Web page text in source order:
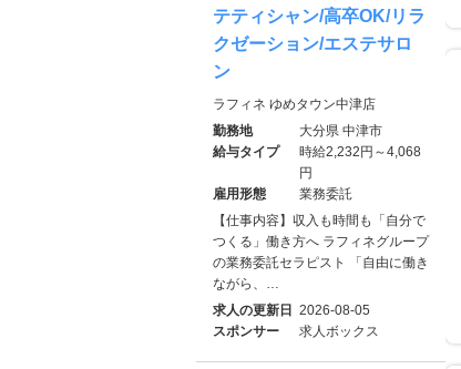
テティシャン/高卒OK/リラ
クゼーション/エステサロ
ン
ラフィネ ゆめタウン中津店
勤務地
大分県 中津市
給与タイプ
時給2,232円～4,068
円
雇用形態
業務委託
【仕事内容】収入も時間も「自分で
つくる」働き方へ ラフィネグループ
の業務委託セラピスト 「自由に働き
ながら、…
求人の更新日 2026-08-05
スポンサー
求人ボックス